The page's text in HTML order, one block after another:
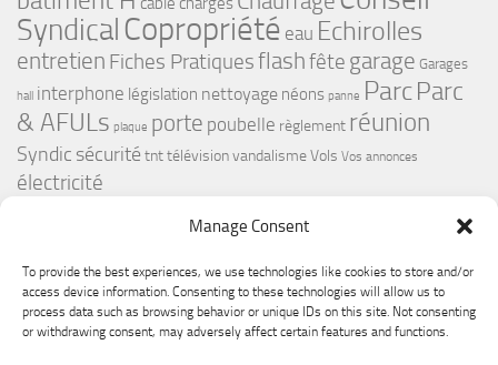
Manage Consent
To provide the best experiences, we use technologies like cookies to store and/or
access device information. Consenting to these technologies will allow us to
process data such as browsing behavior or unique IDs on this site. Not consenting
or withdrawing consent, may adversely affect certain features and functions.
Syndical Copropriété eau Echirolles
entretien Fiches Pratiquesflashfête garage Garages
hall interphone législation nettoyage néons panne ParcParc
& AFULs plaque porte poubelle règlement réunion
Syndic sécurité tnttélévisionvandalismeVols Vos annonces
électricité